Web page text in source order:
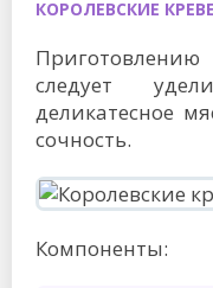
КОРОЛЕВСКИЕ
следует
деликатесное
сочность.
Компоненты: